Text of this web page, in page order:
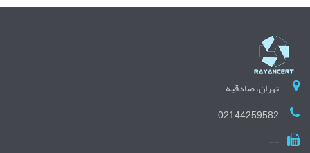
تهران، صادقیه
02144259582
--